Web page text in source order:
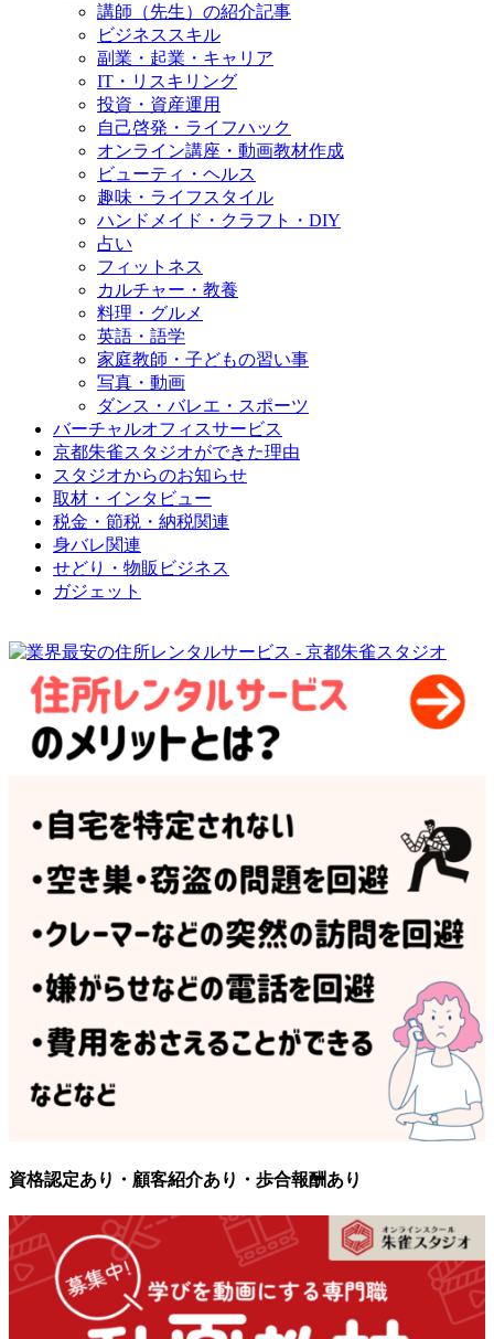
講師（先生）の紹介記事
ビジネススキル
副業・起業・キャリア
IT・リスキリング
投資・資産運用
自己啓発・ライフハック
オンライン講座・動画教材作成
ビューティ・ヘルス
趣味・ライフスタイル
ハンドメイド・クラフト・DIY
占い
フィットネス
カルチャー・教養
料理・グルメ
英語・語学
家庭教師・子どもの習い事
写真・動画
ダンス・バレエ・スポーツ
バーチャルオフィスサービス
京都朱雀スタジオができた理由
スタジオからのお知らせ
取材・インタビュー
税金・節税・納税関連
身バレ関連
せどり・物販ビジネス
ガジェット
資格認定あり・顧客紹介あり・歩合報酬あり